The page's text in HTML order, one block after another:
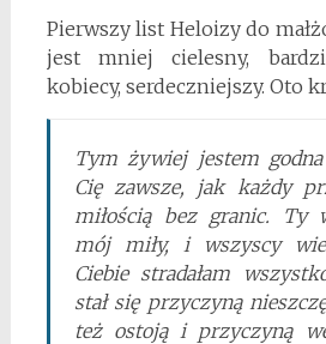
Pierwszy list Heloizy do
jest mniej cielesny,
kobiecy, serdeczniejszy. Oto
Tym żywiej jestem
Cię zawsze, jak każdy
miłością bez granic. Ty
mój miły, i wszyscy
Ciebie stradałam
stał się przyczyną
też ostoją i przyczyną